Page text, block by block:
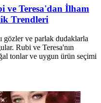
ve Teresa'dan İlham
Trendleri
gözler ve parlak dudaklarla
Rubi ve Teresa'nın
tonlar ve uygun ürün seçimi